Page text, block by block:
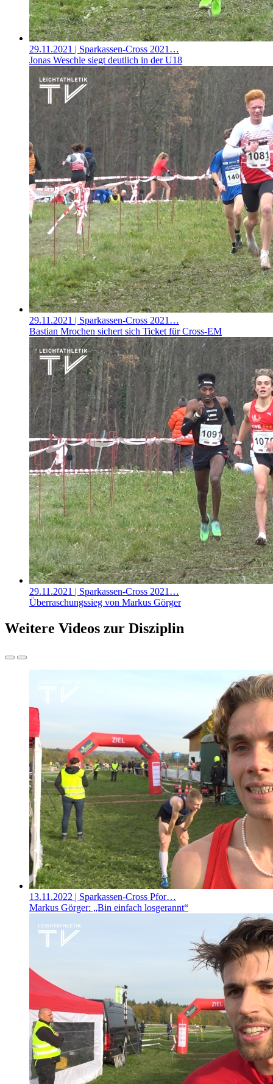
29.11.2021 | Sparkassen-Cross 2021…
Jonas Weschle siegt deutlich in der U18
29.11.2021 | Sparkassen-Cross 2021…
Bastian Mrochen sichert sich Ticket für Cross-EM
29.11.2021 | Sparkassen-Cross 2021…
Überraschungssieg von Markus Görger
Weitere Videos zur Disziplin
13.11.2022 | Sparkassen-Cross Pfor…
Markus Görger: „Bin einfach losgerannt“